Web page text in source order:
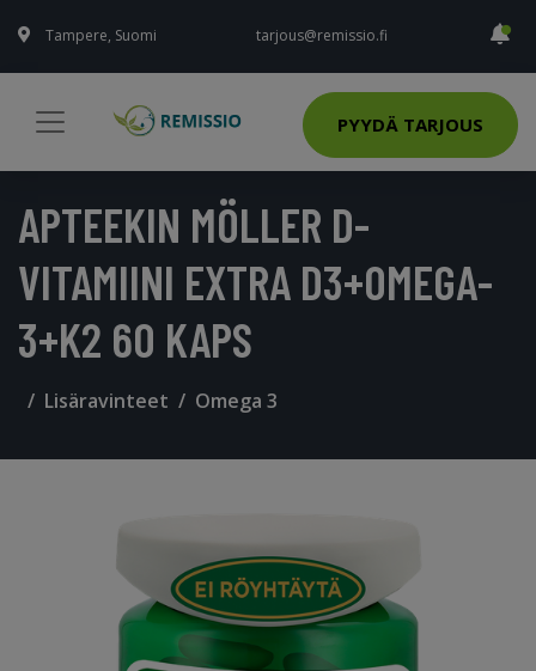
Tampere, Suomi tarjous@remissio.fi
PYYDÄ TARJOUS
APTEEKIN MÖLLER D-
VITAMIINI EXTRA D3+OMEGA-
3+K2 60 KAPS
Lisäravinteet Omega 3